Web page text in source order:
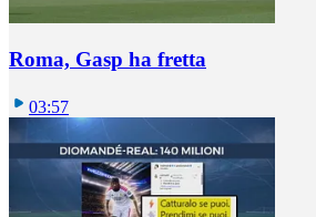
Roma, Gasp ha fretta
03:57